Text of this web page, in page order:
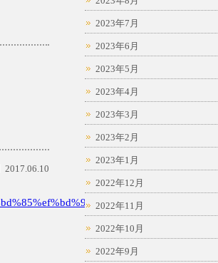
2017.06.10
2023年7月
2023年6月
2023年5月
2023年4月
2023年3月
2023年2月
2023年1月
2022年12月
2022年11月
2022年10月
2022年9月